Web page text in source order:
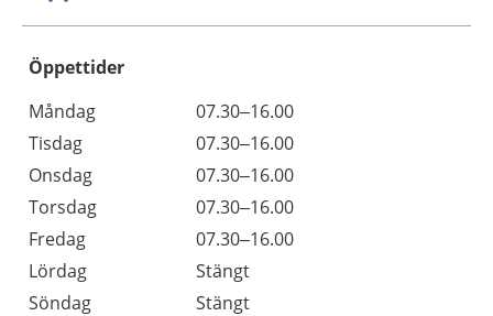
Öppettider
Dag
Öppettider
Kommentarer
Måndag
07.30–16.00
Tisdag
07.30–16.00
Onsdag
07.30–16.00
Torsdag
07.30–16.00
Fredag
07.30–16.00
Lördag
Stängt
Söndag
Stängt